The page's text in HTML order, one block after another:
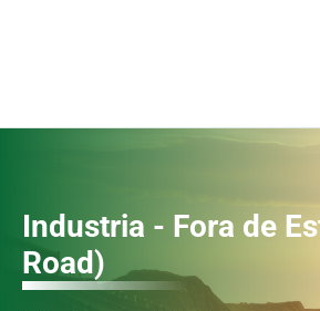
Industria - Fora de
Road)